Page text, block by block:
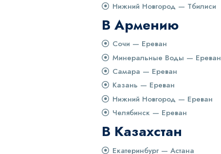
Нижний Новгород — Тбилиси
В Армению
Сочи — Ереван
Минеральные Воды — Ереван
Самара — Ереван
Казань — Ереван
Нижний Новгород — Ереван
Челябинск — Ереван
В Казахстан
Екатеринбург — Астана